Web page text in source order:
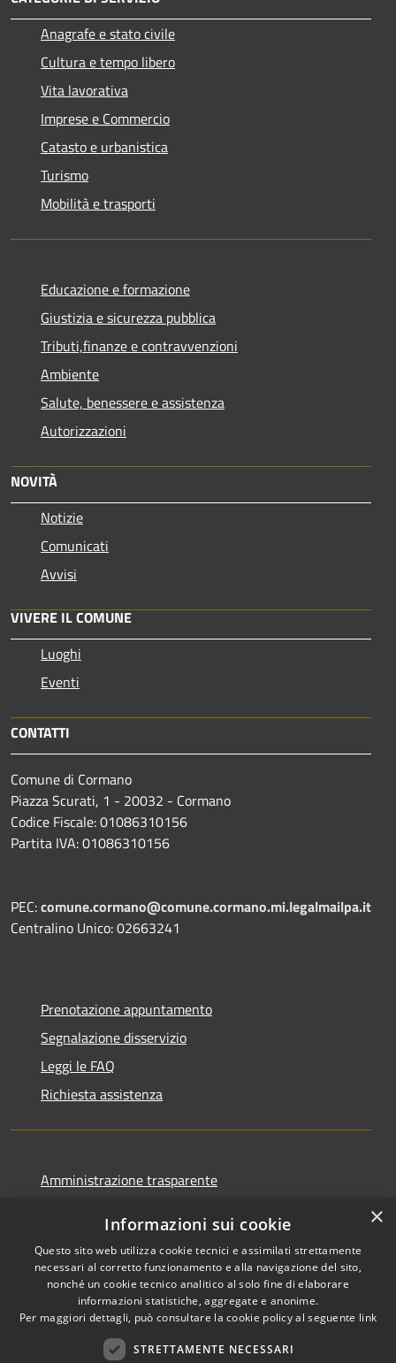
Anagrafe e stato civile
Cultura e tempo libero
Vita lavorativa
Imprese e Commercio
Catasto e urbanistica
Turismo
Mobilità e trasporti
Educazione e formazione
Giustizia e sicurezza pubblica
Tributi,finanze e contravvenzioni
Ambiente
Salute, benessere e assistenza
Autorizzazioni
NOVITÀ
Notizie
Comunicati
Avvisi
VIVERE IL COMUNE
Luoghi
Eventi
CONTATTI
Comune di Cormano
Piazza Scurati, 1 - 20032 - Cormano
Codice Fiscale: 01086310156
Partita IVA: 01086310156
PEC:comune.cormano@comune.cormano.mi.legalmailpa.it
Centralino Unico: 02663241
Prenotazione appuntamento
Segnalazione disservizio
Leggi le FAQ
Richiesta assistenza
Amministrazione trasparente
Dichiarazione di accessibilità
Copyright © 2026 • Comune di
×
Informazioni sui cookie
Questo sito web utilizza cookie tecnici e assimilati strettamente
necessari al corretto funzionamento e alla navigazione del sito,
nonché un cookie tecnico analitico al solo fine di elaborare
informazioni statistiche, aggregate e anonime.
Per maggiori dettagli, può consultare la cookie policy al seguente link
STRETTAMENTE NECESSARI